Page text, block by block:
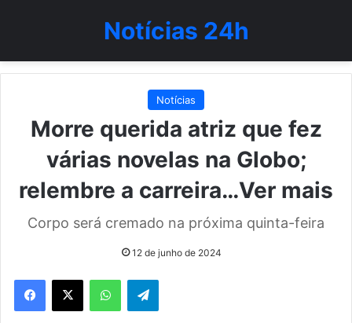
Notícias 24h
Notícias
Morre querida atriz que fez
várias novelas na Globo;
relembre a carreira…Ver mais
Corpo será cremado na próxima quinta-feira
12 de junho de 2024
WhatsAppTelegram